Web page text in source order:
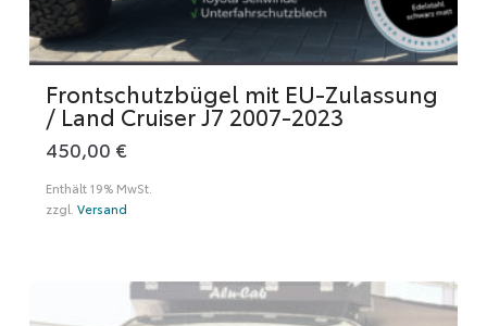
Frontschutzbügel mit EU-Zulassung
/ Land Cruiser J7 2007-2023
450,00 €
Enthält 19% MwSt.
zzgl. Versand